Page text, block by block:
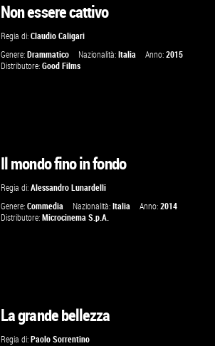
Non essere cattivo
Regia di:Claudio Caligari
Genere:Drammatico Nazionalità:Italia Anno:2015
Distributore:Good Films
Il mondo fino in fondo
Regia di:Alessandro Lunardelli
Genere:Commedia Nazionalità:Italia Anno:2014
Distributore:Microcinema S.p.A.
La grande bellezza
Regia di:Paolo Sorrentino